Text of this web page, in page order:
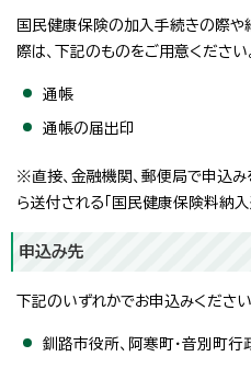
国民健康保険の加入手続きの際や
際は、下記のものをご用意ください
通帳
通帳の届出印
※直接、金融機関、郵便局で申込
ら送付される「国民健康保険料納入
申込み先
下記のいずれかでお申込みください
釧路市役所、阿寒町・音別町行